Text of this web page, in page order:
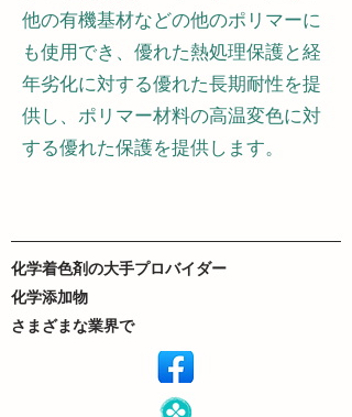
他の有機基材などの他のポリマーに
も使用でき、優れた熱処理保護と経
年劣化に対する優れた長期耐性を提
供し、ポリマー材料の高温変色に対
する優れた保護を提供します。
化学着色剤の大手プロバイダー
化学添加物
さまざまな業界で